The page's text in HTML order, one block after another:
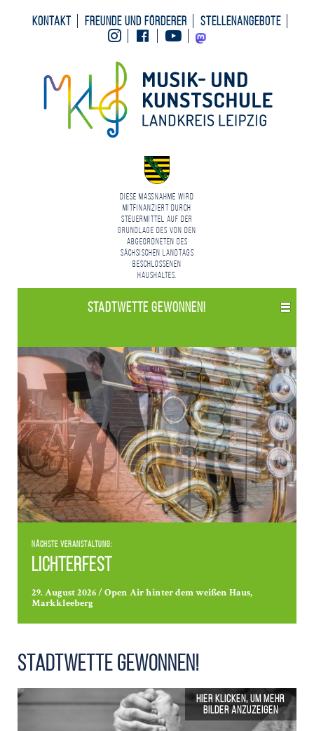
Kontakt Freunde und Förderer
Stellenangebote
InstagramFacebookYoutubeMastodon
Diese Maßnahme wird
mitfinanziert durch
Steuermittel auf der
Grundlage des von den
Abgeordneten des
Sächsischen Landtags
beschlossenen
Haushaltes.
Stadt­wette gewonnen!
Nächste Veranstaltung:
Lichterfest
29. August 2026 / Open Air hinter dem weißen Haus,
Markkleeberg
Stadt­wette gewonnen!